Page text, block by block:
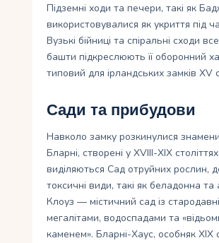
Підземні ходи та печери, такі як
використовувалися як укриття під
Вузькі бійниці та спіральні сходи
башти підкреслюють її оборонний
типовий для ірландських замків XV
Сади та прибудови
Навколо замку розкинулися
Бларні, створені у XVIII-XIX
виділяються Сад отруйних рослин,
токсичні види, такі як беладонна та
Клоуз — містичний сад із
мегалітами, водоспадами та
каменем». Бларні-Хаус, особняк XIX